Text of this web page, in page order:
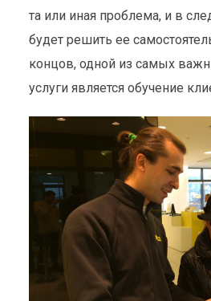
та или иная проблема, и в
будет решить ее
концов, одной из самых
услуги является обучение